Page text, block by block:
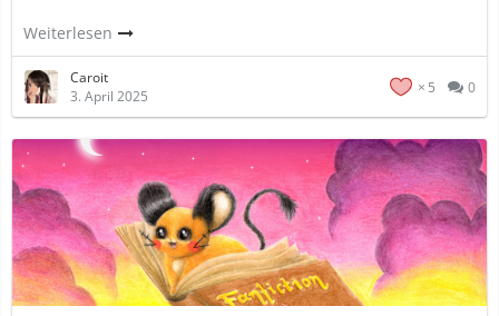
Weiterlesen
Caroit
3. April 2025
5 0